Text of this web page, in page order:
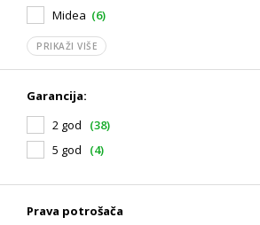
Midea (6)
PRIKAŽI VIŠE
Garancija:
2 god
(38)
5 god
(4)
Prava potrošača